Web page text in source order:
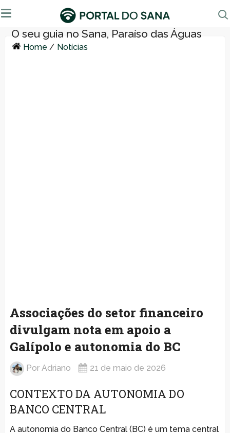
Home / Notícias
Associações do setor financeiro
divulgam nota em apoio a
Galípolo e autonomia do BC
Por Adriano 21 de maio de 2026
CONTEXTO DA AUTONOMIA DO
BANCO CENTRAL
A autonomia do Banco Central (BC) é um tema central